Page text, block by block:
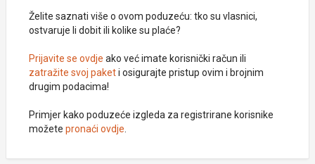
Želite saznati više o ovom poduzeću: tko su vlasnici,
ostvaruje li dobit ili kolike su plaće?
Prijavite se ovdje ako već imate korisnički račun ili
zatražite svoj paketi osigurajte pristup ovim i brojnim
drugim podacima!
Primjer kako poduzeće izgleda za registrirane korisnike
možete pronaći ovdje